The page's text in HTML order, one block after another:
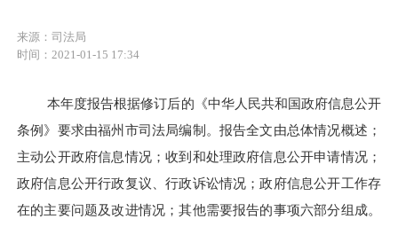
来源：司法局
时间：2021-01-15 17:34
本年度报告根据修订后的 《中华人民共和国政府信息公开
条例》要求由福州市司法局编制。 报告全文由总体情况概述 ；
主动公开政府信息情况；收到和处理政府信息公开申请情况 ；
政府信息公开行政复议、行政诉讼情况 ；政府信息公开工作存
在的主要问题及改进情况；其他需要报告的事项六部分组成。